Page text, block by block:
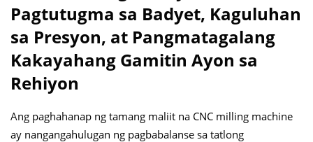
Pagtutugma sa Badyet, Kaguluhan
sa Presyon, at Pangmatagalang
Kakayahang Gamitin Ayon sa
Rehiyon
Ang paghahanap ng tamang maliit na CNC milling machine
ay nangangahulugan ng pagbabalanse sa tatlong